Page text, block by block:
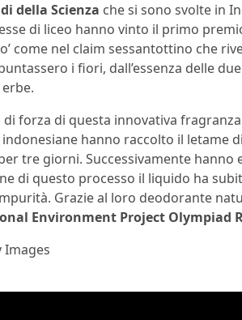
della Scienza che si sono svolte in
di liceo hanno vinto il primo
come nel claim sessantottino che
i fiori, dall’essenza delle
di forza di questa innovativa
hanno raccolto il letame
tre giorni. Successivamente hanno
di questo processo il liquido ha
Grazie al loro deodorante
Environment Project Olympiad
Images